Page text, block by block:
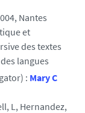
Nantes
et
des textes
langues
: Mary C
L, Hernandez,